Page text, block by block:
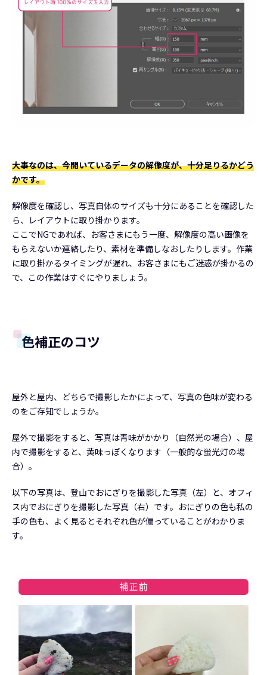
大事なのは、今開いているデータの解像度が、十分足りるかどう
かです。
解像度を確認し、写真自体のサイズも十分にあることを確認した
ら、レイアウトに取り掛かります。
ここでNGであれば、お客さまにもう一度、解像度の高い画像を
もらえないか連絡したり、素材を準備しなおしたりします。作業
に取り掛かるタイミングが遅れ、お客さまにもご迷惑が掛かるの
で、この作業はすぐにやりましょう。
色補正のコツ
屋外と屋内、どちらで撮影したかによって、写真の色味が変わる
のをご存知でしょうか。
屋外で撮影をすると、写真は青味がかかり（自然光の場合）、屋
内で撮影をすると、黄味っぽくなります（一般的な蛍光灯の場
合）。
以下の写真は、登山でおにぎりを撮影した写真（左）と、オフィ
ス内でおにぎりを撮影した写真（右）です。おにぎりの色も私の
手の色も、よく見るとそれぞれ色が偏っていることがわかりま
す。